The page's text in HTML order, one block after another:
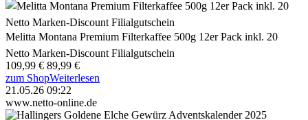
Melitta Montana Premium Filterkaffee 500g 12er Pack inkl. 20
Netto Marken-Discount Filialgutschein
109,99 € 89,99 €
zum ShopWeiterlesen
21.05.26 09:22
www.netto-online.de